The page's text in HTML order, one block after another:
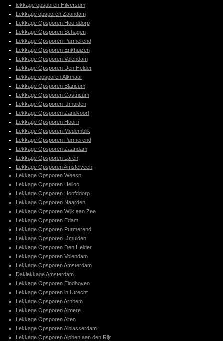
lekkage opsporen Hilversum
Lekkage opsporen Zaandam
Lekkage Opsporen Hoofddorp
Lekkage Opsporen Schagen
Lekkage Opsporen Purmerend
Lekkage Opsporen Enkhuizen
Lekkage Opsporen Volendam
Lekkage Opsporen Den Helder
Lekkage opsporen Alkmaar
Lekkage Opsporen Blaricum
Lekkage Opsporen Castricum
Lekkage Opsporen IJmuiden
Lekkage Opsporen Zandvoort
Lekkage Opsporen Hoorn
Lekkage Opsporen Medemblik
Lekkage Opsporen Purmerend
Lekkage Opsporen Zaandam
Lekkage Opsporen Laren
Lekkage Opsporen Amstelveen
Lekkage Opsporen Weesp
Lekkage Opsporen Heiloo
Lekkage Opsporen Hoofddorp
Lekkage Opsporen Naarden
Lekkage Opsporen Wijk aan Zee
Lekkage Opsporen Edam
Lekkage Opsporen Purmerend
Lekkage Opsporen IJmuiden
Lekkage Opsporen Den Helder
Lekkage Opsporen Volendam
Lekkage Opsporen Amsterdam
Daklekkage Amsterdam
Lekkage Opsporen Eindhoven
Lekkage Opsporen in Utrecht
Lekkage Opsporen Arnhem
Lekkege Opsporen Almere
Lekkage Opsporen Alten
Lekkage Opsporen Alblasserdam
Lekkage Opsporen Alphen aan den Rijn